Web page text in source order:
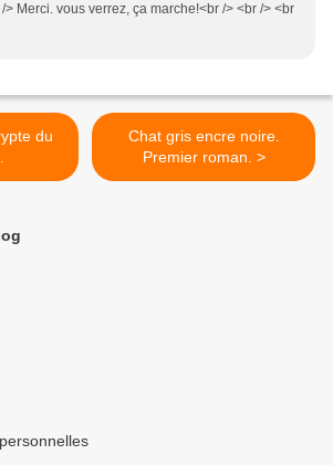
> Merci. vous verrez, ça marche!<br /> <br /> <br
Chat gris encre noire.
Premier roman. >